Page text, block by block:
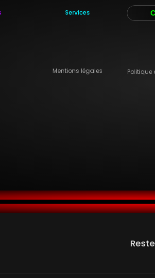
Services
Mentions légales